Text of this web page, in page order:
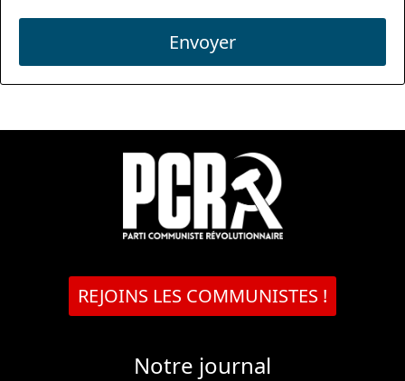
Envoyer
REJOINS LES COMMUNISTES !
Notre journal